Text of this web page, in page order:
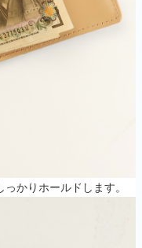
かりホールドします。